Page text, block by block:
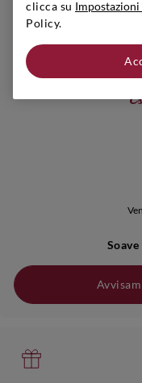
clicca su
Policy.